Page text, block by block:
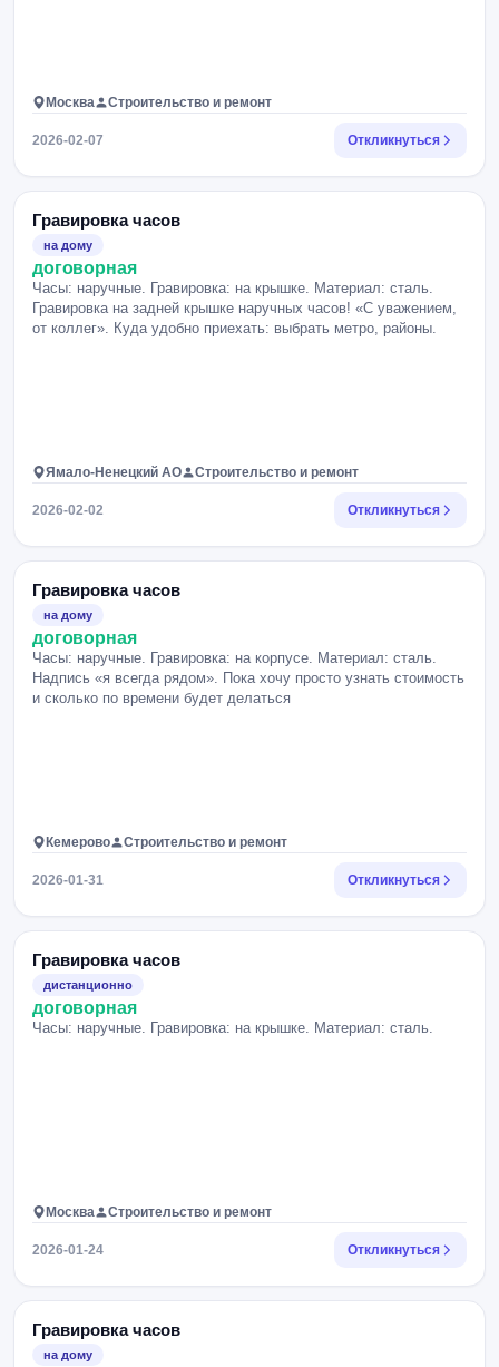
Москва Строительство и ремонт
2026-02-07 Откликнуться
Гравировка часов
на дому
договорная
Часы: наручные. Гравировка: на крышке. Материал: сталь.
Гравировка на задней крышке наручных часов! «С уважением,
от коллег». Куда удобно приехать: выбрать метро, районы.
Ямало-Ненецкий АО Строительство и ремонт
2026-02-02 Откликнуться
Гравировка часов
на дому
договорная
Часы: наручные. Гравировка: на корпусе. Материал: сталь.
Надпись «я всегда рядом». Пока хочу просто узнать стоимость
и сколько по времени будет делаться
Кемерово Строительство и ремонт
2026-01-31 Откликнуться
Гравировка часов
дистанционно
договорная
Часы: наручные. Гравировка: на крышке. Материал: сталь.
Москва Строительство и ремонт
2026-01-24 Откликнуться
Гравировка часов
на дому